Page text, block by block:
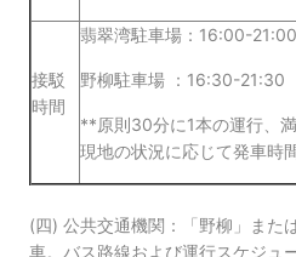
接駁
時間
翡翠湾駐車場：16:00-21:00
野柳駐車場 ：16:30-21:30
**原則30分に1本の運行、
現地の状況に応じて発車時
(四) 公共交通機関：「野柳」また
車。バス路線および運行スケジュ